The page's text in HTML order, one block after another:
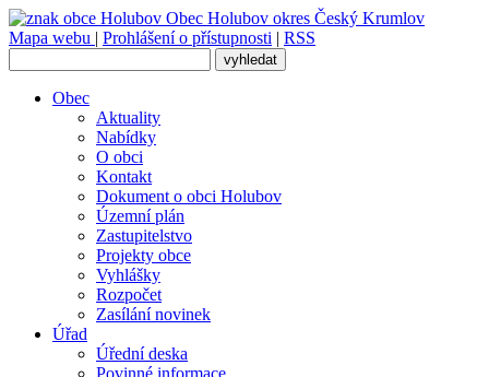
Obec Holubov okres Český Krumlov
Mapa webu | Prohlášení o přístupnosti | RSS
Obec
Aktuality
Nabídky
O obci
Kontakt
Dokument o obci Holubov
Územní plán
Zastupitelstvo
Projekty obce
Vyhlášky
Rozpočet
Zasílání novinek
Úřad
Úřední deska
Povinné informace